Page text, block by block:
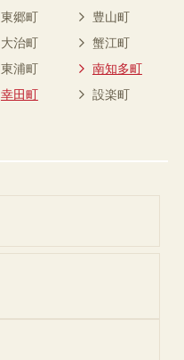
東郷町
豊山町
大治町
蟹江町
東浦町
南知多町
幸田町
設楽町